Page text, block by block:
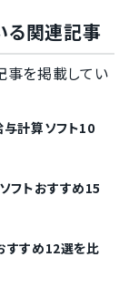
る関連記事
事を掲載してい
計算ソフト10
フトおすすめ15
すすめ12選を比